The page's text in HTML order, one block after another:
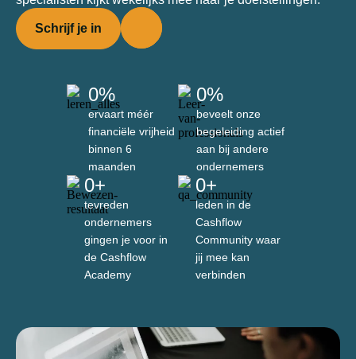
Schrijf je in
ervaart méér
financiële vrijheid
binnen 6
maanden
0%
beveelt onze
begeleiding actief
aan bij andere
ondernemers
0%
tevreden
ondernemers
gingen je voor in
de Cashflow
Academy
0+
leden in de
Cashflow
Community waar
jij mee kan
verbinden
0+